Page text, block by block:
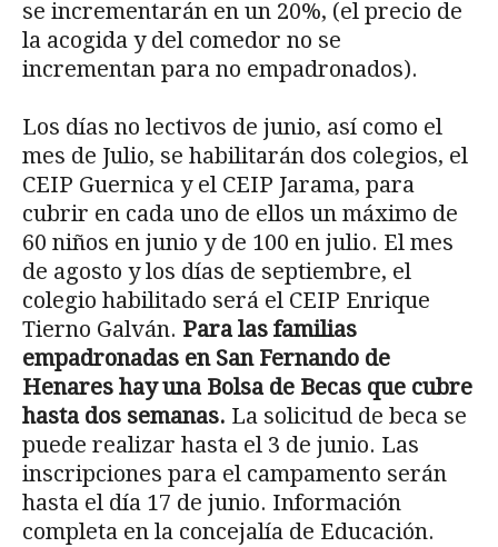
se incrementarán en un 20%, (el precio de
la acogida y del comedor no se
incrementan para no empadronados).
Los días no lectivos de junio, así como el
mes de Julio, se habilitarán dos colegios, el
CEIP Guernica y el CEIP Jarama, para
cubrir en cada uno de ellos un máximo de
60 niños en junio y de 100 en julio. El mes
de agosto y los días de septiembre, el
colegio habilitado será el CEIP Enrique
Tierno Galván. Para las familias
empadronadas en San Fernando de
Henares hay una Bolsa de Becas que cubre
hasta dos semanas. La solicitud de beca se
puede realizar hasta el 3 de junio. Las
inscripciones para el campamento serán
hasta el día 17 de junio. Información
completa en la concejalía de Educación.